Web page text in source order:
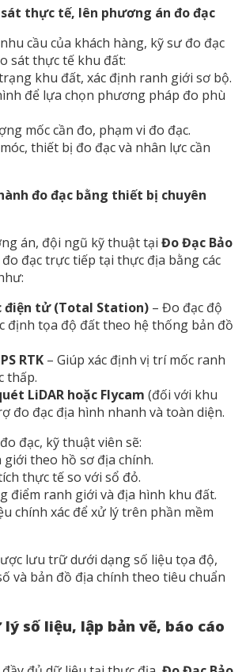
sát thực tế, lên phương án đo đạc
cầu của khách hàng, kỹ sư đo đạc
sát thực tế khu đất:
khu đất, xác định ranh giới sơ bộ.
để lựa chọn phương pháp đo phù
mốc cần đo, phạm vi đo đạc.
thiết bị đo đạc và nhân lực cần
đo đạc bằng thiết bị chuyên
án, đội ngũ kỹ thuật tại Đo Đạc Bảo
đạc trực tiếp tại thực địa bằng các
điện tử (Total Station) – Đo đạc độ
định tọa độ đất theo hệ thống bản đồ
RTK – Giúp xác định vị trí mốc ranh
thấp.
LiDAR hoặc Flycam (đối với khu
đo đạc địa hình nhanh và toàn diện.
đạc, kỹ thuật viên sẽ:
theo hồ sơ địa chính.
thực tế so với sổ đỏ.
ranh giới và địa hình khu đất.
chính xác để xử lý trên phần mềm
lưu trữ dưới dạng số liệu tọa độ,
và bản đồ địa chính theo tiêu chuẩn
lý số liệu, lập bản vẽ, báo cáo